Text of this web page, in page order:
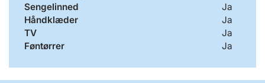
Sengelinned
Ja
Håndklæder
Ja
TV
Ja
Føntørrer
Ja